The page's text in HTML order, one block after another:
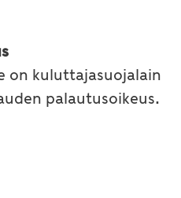
on kuluttajasuojalain
palautusoikeus.